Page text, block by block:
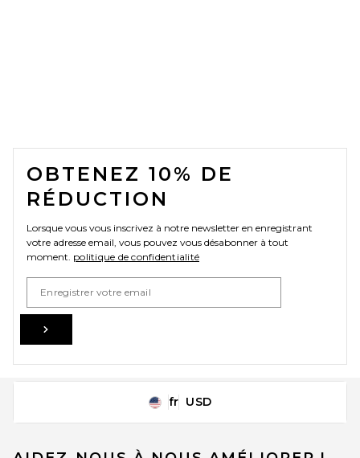
FOOTER
OBTENEZ 10% DE
RÉDUCTION
Lorsque vous vous inscrivez à notre newsletter en enregistrant
votre adresse email, vous pouvez vous désabonner à tout
moment. politique de confidentialité
Change Country Regions
fr USD